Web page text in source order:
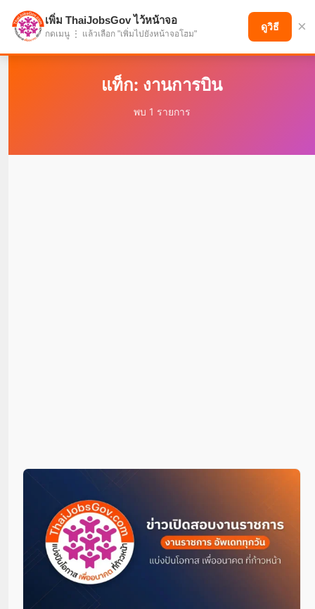
แบ่งปันโอกาส เพื่ออนาคตที่ก้าวหน้า
แท็ก: งานการบิน
พบ 1 รายการ
เพิ่ม ThaiJobsGov ไว้หน้าจอ
กดเมนู ⋮ แล้วเลือก "เพิ่มไปยังหน้าจอโฮม"
ดูวิธี ×